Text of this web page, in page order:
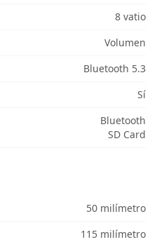
8 vatio
Volumen
Bluetooth 5.3
Sí
Bluetooth
SD Card
50 milímetro
115 milímetro